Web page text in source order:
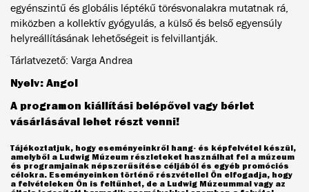
egyénszintű és globális léptékű törésvonalakra mutatnak rá,
miközben a kollektív gyógyulás, a külső és belső egyensúly
helyreállításának lehetőségeit is felvillantják.
Tárlatvezető: Varga Andrea
Nyelv: Angol
A programon kiállítási belépővel vagy bérlet
vásárlásával lehet részt venni!
Tájékoztatjuk, hogy eseményeinkről hang- és képfelvétel készül,
amelyből a Ludwig Múzeum részleteket használhat fel a múzeum
és programjainak népszerűsítése céljából és egyéb promóciós
célokra. Eseményeinken történő részvétellel Ön elfogadja, hogy
a felvételeken Ön is feltűnhet, de a Ludwig Múzeummal vagy az